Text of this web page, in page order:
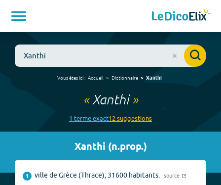
Vous êtes ici : Accueil Dictionnaire Xanthi
«Xanthi»
1 termeexact12 suggestions
Xanthi (n.prop.)
1 ville de Grèce (Thrace); 31600 habitants. source